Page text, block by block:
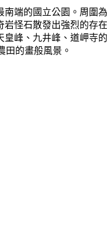
端的國立公園。周
怪石散發出強烈的
峰、九井峰、道岬寺
的畫般風景。